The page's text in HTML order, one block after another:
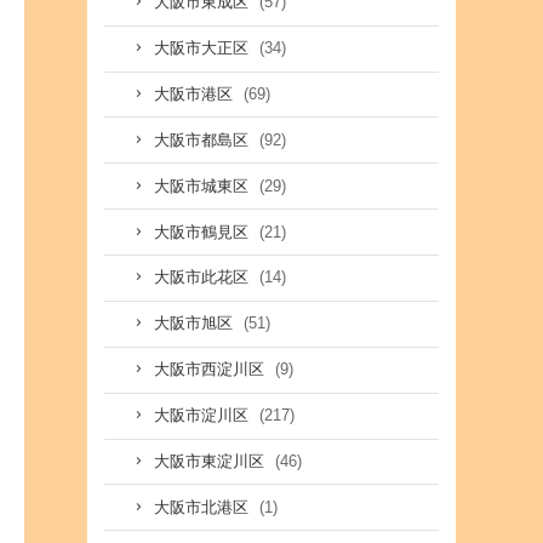
大阪市大正区 (34)
大阪市港区 (69)
大阪市都島区 (92)
大阪市城東区 (29)
大阪市鶴見区 (21)
大阪市此花区 (14)
大阪市旭区 (51)
大阪市西淀川区 (9)
大阪市淀川区 (217)
大阪市東淀川区 (46)
大阪市北港区 (1)